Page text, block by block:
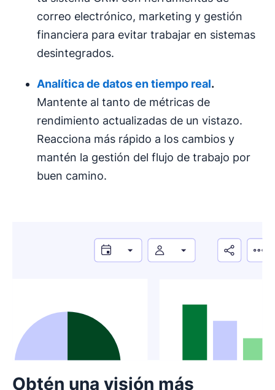
correo electrónico, marketing y gestión
financiera para evitar trabajar en sistemas
desintegrados.
Analítica de datosen tiempo real.
Mantente al tanto de métricas de
rendimiento actualizadas de un vistazo.
Reacciona más rápido a los cambios y
mantén la gestión del flujo de trabajo por
buen camino.
Obtén una visión más